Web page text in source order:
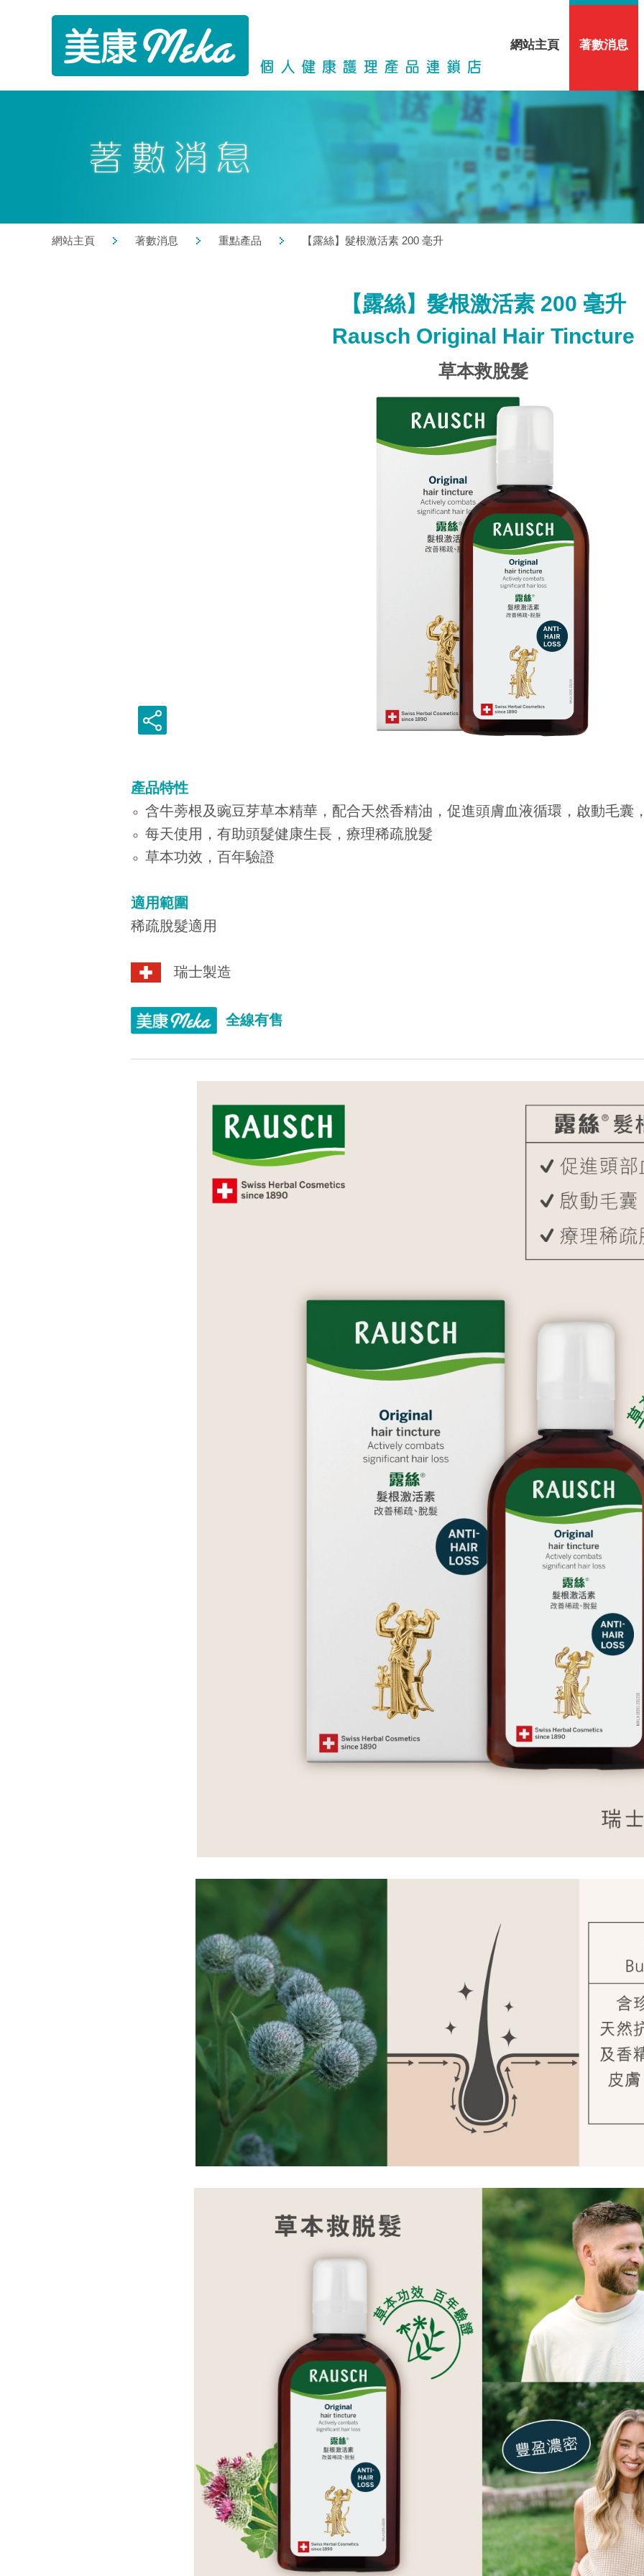
網站主頁 著數消息
網站主頁 著數消息 重點產品 【露絲】髮根激活素 200 毫升
【露絲】髮根激活素 200 毫升
Rausch Original Hair Tincture
草本救脫髮
產品特性
含牛蒡根及豌豆芽草本精華，配合天然香精油，促進頭膚血液循環，啟動毛囊
每天使用，有助頭髮健康生長，療理稀疏脫髮
草本功效，百年驗證
適用範圍
稀疏脫髮適用
瑞士製造
全線有售